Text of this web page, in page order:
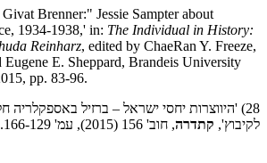
Brenner:" Jessie Sampter about
1934-1938,' in: The Individual in History:
Reinharz, edited by ChaeRan Y. Freeze,
E. Sheppard, Brandeis University
pp. 83-96.
28) 'היווצרות יחסי ישראל – ברזיל באספקלריה
לקיבוץ', קתדרה, חוב' 156 (2015), עמ' 166-129.